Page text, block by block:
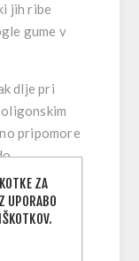
jih ribe
gume v
dlje pri
pripomore
ZA
UPORABO